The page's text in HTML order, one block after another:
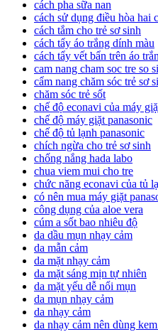
cách pha sữa nan
cách sử dụng điều hòa hai
cách tắm cho trẻ sơ sinh
cách tẩy áo trắng dính màu
cách tẩy vết bẩn trên áo
cam nang cham soc tre so
cẩm nang chăm sóc trẻ sơ
chăm sóc trẻ sốt
chế độ econavi của máy
chế độ máy giặt panasonic
chế độ tủ lạnh panasonic
chích ngừa cho trẻ sơ sinh
chống nắng hada labo
chua viem mui cho tre
chức năng econavi của tủ
có nên mua máy giặt
công dụng của aloe vera
cúm a sốt bao nhiêu độ
da dầu mụn nhạy cảm
da mẫn cảm
da mặt nhạy cảm
da mặt sáng mịn tự nhiên
da mặt yếu dễ nổi mụn
da mụn nhạy cảm
da nhạy cảm
da nhạy cảm nên dùng